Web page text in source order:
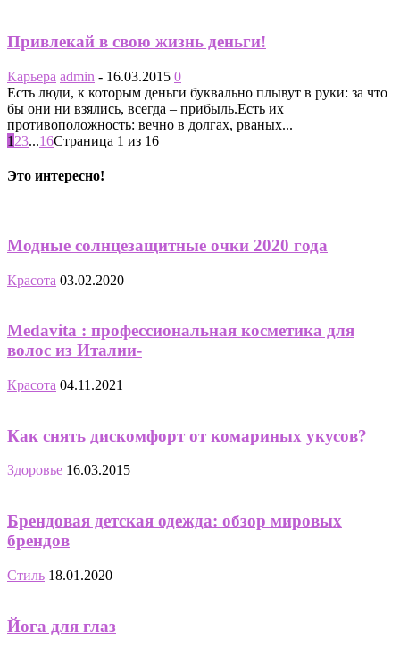
Привлекай в свою жизнь деньги!
Карьера admin - 16.03.2015 0
Есть люди, к которым деньги буквально плывут в руки: за что
бы они ни взялись, всегда – прибыль.Есть их
противоположность: вечно в долгах, рваных...
1 23...16Страница 1 из 16
Это интересно!
Модные солнцезащитные очки 2020 года
Красота 03.02.2020
Medavita : профессиональная косметика для
волос из Италии-
Красота 04.11.2021
Как снять дискомфорт от комариных укусов?
Здоровье 16.03.2015
Брендовая детская одежда: обзор мировых
брендов
Стиль 18.01.2020
Йога для глаз